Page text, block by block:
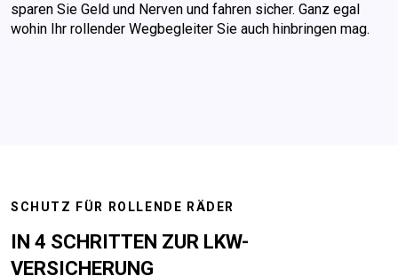
sparen Sie Geld und Nerven und fahren sicher. Ganz egal
wohin Ihr rollender Wegbegleiter Sie auch hinbringen mag.
SCHUTZ FÜR ROLLENDE RÄDER
IN 4 SCHRITTEN ZUR LKW-
VERSICHERUNG